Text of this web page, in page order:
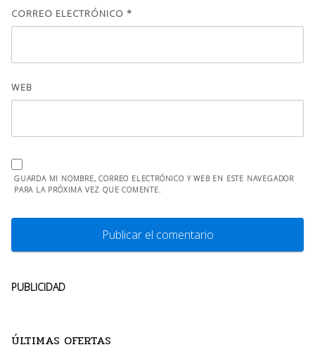
CORREO ELECTRÓNICO *
WEB
GUARDA MI NOMBRE, CORREO ELECTRÓNICO Y WEB EN ESTE NAVEGADOR
PARA LA PRÓXIMA VEZ QUE COMENTE.
PUBLICIDAD
ÚLTIMAS OFERTAS